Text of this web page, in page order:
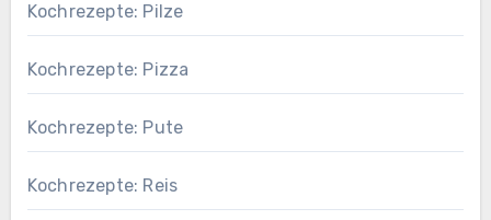
Kochrezepte: Pilze
Kochrezepte: Pizza
Kochrezepte: Pute
Kochrezepte: Reis